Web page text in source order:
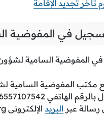
تأخر تجديد الإقامة
في المفوضية
المفوضية السامية لشؤون
مكتب المفوضية السامية
الهاتفي 00966557107542.
رسالة عبر البريد الإلكتروني